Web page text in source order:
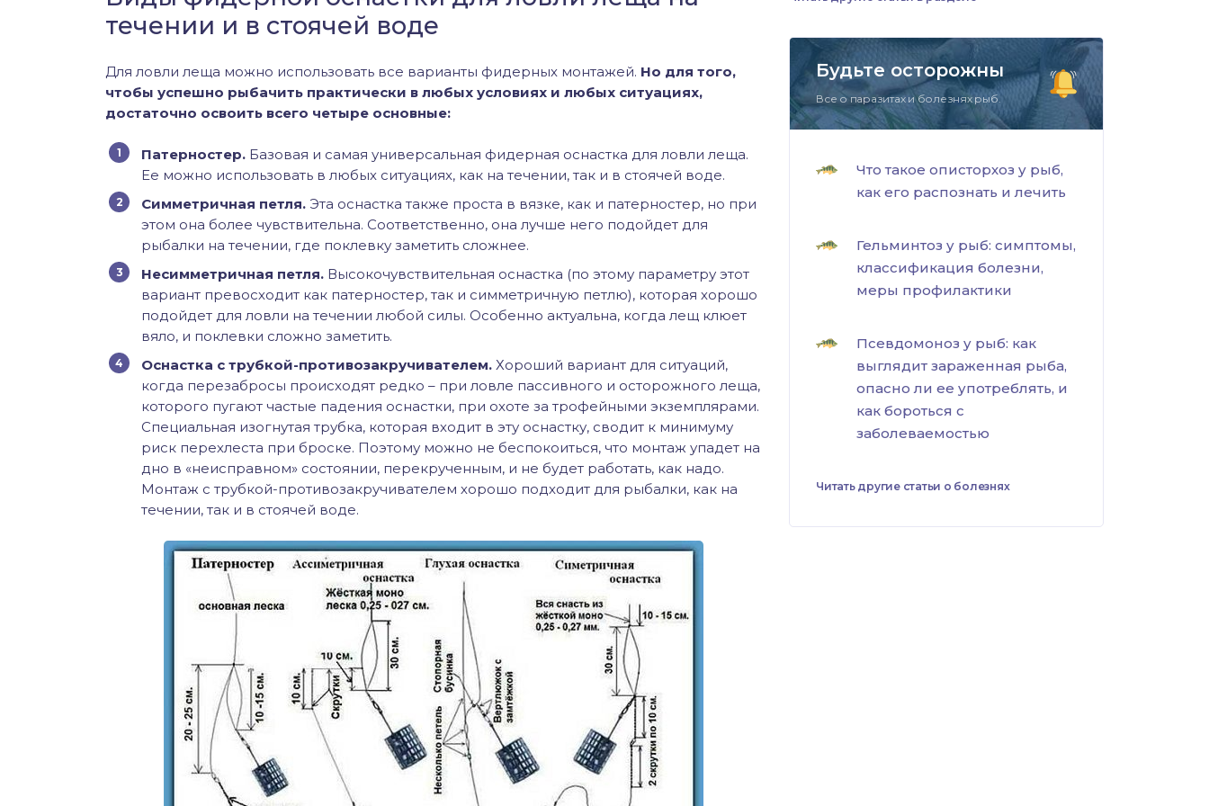
течении и в стоячей воде
Для ловли леща можно использовать все варианты фидерных монтажей. Но для того,
чтобы успешно рыбачить практически в любых условиях и любых ситуациях,
достаточно освоить всего четыре основные:
Патерностер. Базовая и самая универсальная фидерная оснастка для ловли леща.
Ее можно использовать в любых ситуациях, как на течении, так и в стоячей воде.
Симметричная петля. Эта оснастка также проста в вязке, как и патерностер, но при
этом она более чувствительна. Соответственно, она лучше него подойдет для
рыбалки на течении, где поклевку заметить сложнее.
Несимметричная петля. Высокочувствительная оснастка (по этому параметру этот
вариант превосходит как патерностер, так и симметричную петлю), которая хорошо
подойдет для ловли на течении любой силы. Особенно актуальна, когда лещ клюет
вяло, и поклевки сложно заметить.
Оснастка с трубкой-противозакручивателем. Хороший вариант для ситуаций,
когда перезабросы происходят редко – при ловле пассивного и осторожного леща,
которого пугают частые падения оснастки, при охоте за трофейными экземплярами.
Специальная изогнутая трубка, которая входит в эту оснастку, сводит к минимуму
риск перехлеста при броске. Поэтому можно не беспокоиться, что монтаж упадет на
дно в «неисправном» состоянии, перекрученным, и не будет работать, как надо.
Монтаж с трубкой-противозакручивателем хорошо подходит для рыбалки, как на
течении, так и в стоячей воде.
Будьте осторожны
Все о паразитах и болезнях рыб.
Что такое описторхоз у рыб,
как его распознать и лечить
Гельминтоз у рыб: симптомы,
классификация болезни,
меры профилактики
Псевдомоноз у рыб: как
выглядит зараженная рыба,
опасно ли ее употреблять, и
как бороться с
заболеваемостью
Читать другие статьи о болезнях